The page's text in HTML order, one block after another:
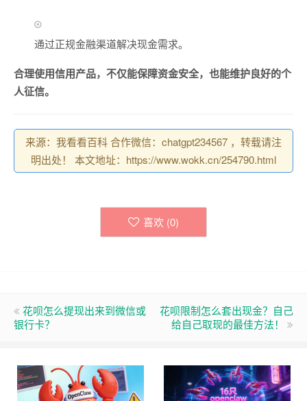
通过正规金融渠道解决现金需求。
合理使用信用产品，不仅能保障资金安全，也能维护良好的个
人征信。
来源：我看看百科 合作微信：chatgpt234567 ，转载请注
明出处！ 本文地址：https://www.wokk.cn/254790.html
喜欢 (0)
花呗怎么提现出来到微信或
银行卡？
花呗限制怎么套出现金？自己
给自己取现的最佳方法！